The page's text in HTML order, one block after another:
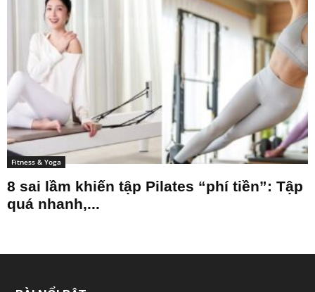
Fitness & Yoga
8 sai lầm khiến tập Pilates “phí tiền”: Tập
quá nhanh,...